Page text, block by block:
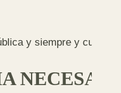
y siempre y